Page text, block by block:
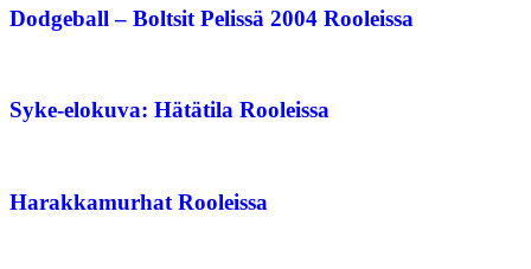
Dodgeball – Boltsit Pelissä 2004 Rooleissa
Syke-elokuva: Hätätila Rooleissa
Harakkamurhat Rooleissa